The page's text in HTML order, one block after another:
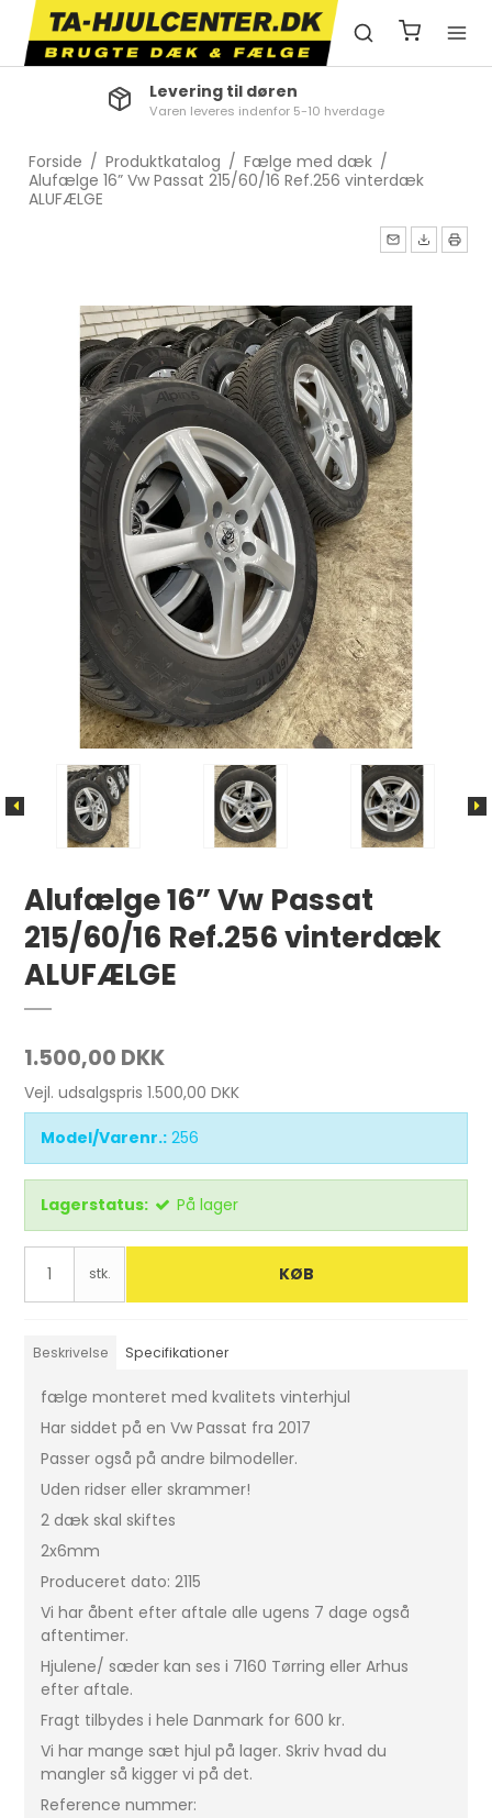
Levering til døren
Varen leveres indenfor 5-10 hverdage
Forside / Produktkatalog / Fælge med dæk /
Alufælge 16” Vw Passat 215/60/16 Ref.256 vinterdæk
ALUFÆLGE
Alufælge 16” Vw Passat
215/60/16 Ref.256 vinterdæk
ALUFÆLGE
1.500,00 DKK
Vejl. udsalgspris 1.500,00 DKK
Model/Varenr.: 256
Lagerstatus: På lager
stk. KØB
Beskrivelse Specifikationer
fælge monteret med kvalitets vinterhjul
Har siddet på en Vw Passat fra 2017
Passer også på andre bilmodeller.
Uden ridser eller skrammer!
2 dæk skal skiftes
2x6mm
Produceret dato: 2115
Vi har åbent efter aftale alle ugens 7 dage også
aftentimer.
Hjulene/ sæder kan ses i 7160 Tørring eller Arhus
efter aftale.
Fragt tilbydes i hele Danmark for 600 kr.
Vi har mange sæt hjul på lager. Skriv hvad du
mangler så kigger vi på det.
Reference nummer: